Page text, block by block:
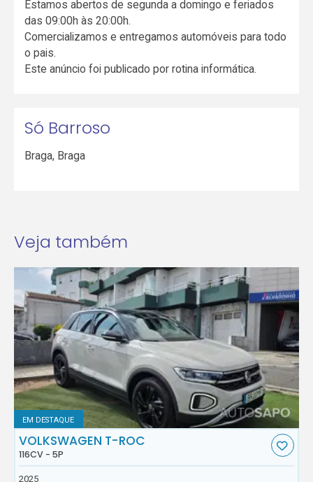
Estamos abertos de segunda a domingo e feriados
das 09:00h às 20:00h.
Comercializamos e entregamos automóveis para todo
o pais.
Este anúncio foi publicado por rotina informática.
Só Barroso
Braga, Braga
Veja também
EM DESTAQUE
VOLKSWAGEN T-ROC
116CV - 5P
2025